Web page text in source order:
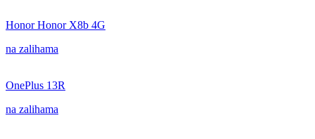
Honor Honor X8b 4G
na zalihama
OnePlus 13R
na zalihama